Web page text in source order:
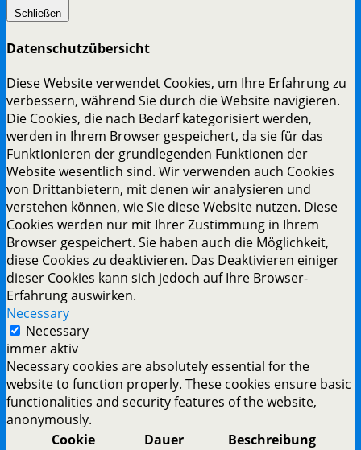
Schließen
Datenschutzübersicht
Diese Website verwendet Cookies, um Ihre Erfahrung zu
verbessern, während Sie durch die Website navigieren.
Die Cookies, die nach Bedarf kategorisiert werden,
werden in Ihrem Browser gespeichert, da sie für das
Funktionieren der grundlegenden Funktionen der
Website wesentlich sind. Wir verwenden auch Cookies
von Drittanbietern, mit denen wir analysieren und
verstehen können, wie Sie diese Website nutzen. Diese
Cookies werden nur mit Ihrer Zustimmung in Ihrem
Browser gespeichert. Sie haben auch die Möglichkeit,
diese Cookies zu deaktivieren. Das Deaktivieren einiger
dieser Cookies kann sich jedoch auf Ihre Browser-
Erfahrung auswirken.
Necessary
Necessary
immer aktiv
Necessary cookies are absolutely essential for the
website to function properly. These cookies ensure basic
functionalities and security features of the website,
anonymously.
Cookie
Dauer Beschreibung